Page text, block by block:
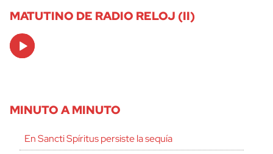
MATUTINO DE RADIO RELOJ (II)
Audio
Player
MINUTO A MINUTO
En Sancti Spíritus persiste la sequía